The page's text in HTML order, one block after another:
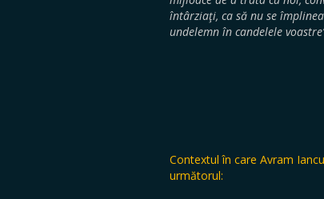
întârziaţi, ca să nu se
undelemn în candelele
Contextul în care Avram
următorul: